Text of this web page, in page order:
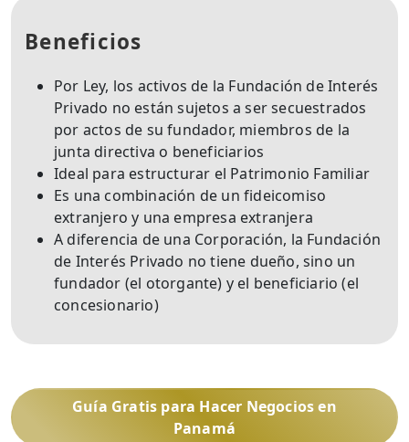
Beneficios
Por Ley, los activos de la Fundación de Interés
Privado no están sujetos a ser secuestrados
por actos de su fundador, miembros de la
junta directiva o beneficiarios
Ideal para estructurar el Patrimonio Familiar
Es una combinación de un fideicomiso
extranjero y una empresa extranjera
A diferencia de una Corporación, la Fundación
de Interés Privado no tiene dueño, sino un
fundador (el otorgante) y el beneficiario (el
concesionario)
Guía Gratis para Hacer Negocios en
Panamá